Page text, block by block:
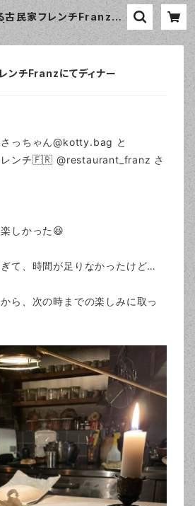
古民家フレンチFranzに
おしゃれなエプロン通販
アモリコ）☆インポート
ンチFranzにてディナー
っちゃん@kotty.bag と
レンチ🇫🇷 @restaurant_franz さ
しかった😆
て、時間が足りなかったけど…
ら、次の時までの楽しみに取っ